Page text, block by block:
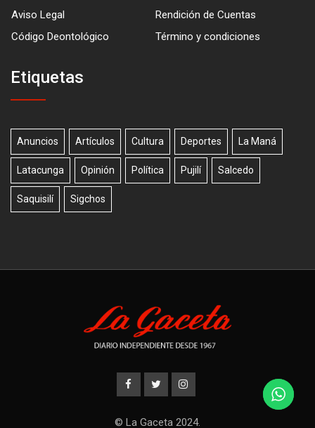
Aviso Legal
Rendición de Cuentas
Código Deontológico
Término y condiciones
Etiquetas
Anuncios Artículos Cultura Deportes La Maná
Latacunga Opinión Política Pujilí Salcedo
Saquisilí Sigchos
© La Gaceta 2024.